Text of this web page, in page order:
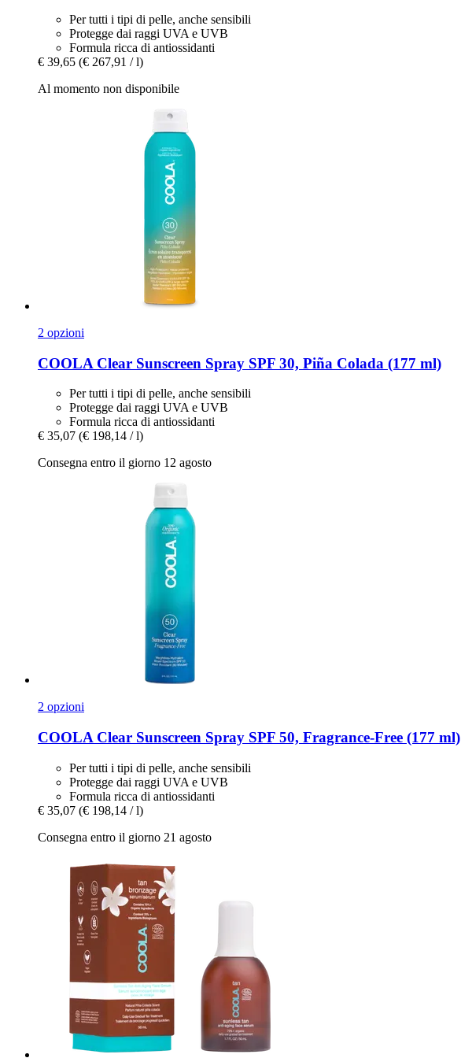
Per tutti i tipi di pelle, anche sensibili
Protegge dai raggi UVA e UVB
Formula ricca di antiossidanti
€ 39,65 (€ 267,91 / l)
Al momento non disponibile
2 opzioni
COOLA Clear Sunscreen Spray SPF 30, Piña Colada (177 ml)
Per tutti i tipi di pelle, anche sensibili
Protegge dai raggi UVA e UVB
Formula ricca di antiossidanti
€ 35,07 (€ 198,14 / l)
Consegna entro il giorno 12 agosto
2 opzioni
COOLA Clear Sunscreen Spray SPF 50, Fragrance-​Free (177 ml)
Per tutti i tipi di pelle, anche sensibili
Protegge dai raggi UVA e UVB
Formula ricca di antiossidanti
€ 35,07 (€ 198,14 / l)
Consegna entro il giorno 21 agosto